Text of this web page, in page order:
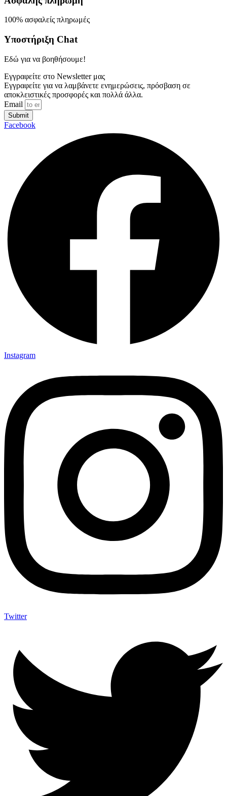
100% ασφαλείς πληρωμές
Υποστήριξη Chat
Εδώ για να βοηθήσουμε!
Εγγραφείτε στο Newsletter μας
Εγγραφείτε για να λαμβάνετε ενημερώσεις, πρόσβαση σε
αποκλειστικές προσφορές και πολλά άλλα.
Email
Submit
Facebook
Instagram
Twitter